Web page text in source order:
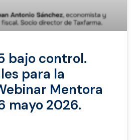
bajo control.
para la
Mentora
mayo 2026.